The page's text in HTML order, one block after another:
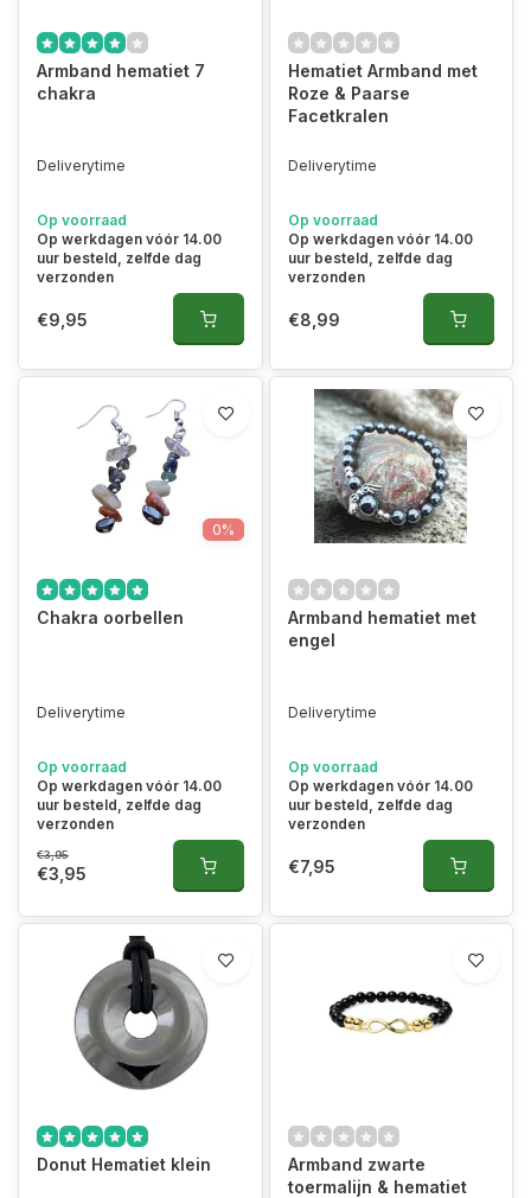
Armband hematiet 7
chakra
Deliverytime
Op voorraad
Op werkdagen vóór 14.00
uur besteld, zelfde dag
verzonden
€9,95
Hematiet Armband met
Roze & Paarse
Facetkralen
Deliverytime
Op voorraad
Op werkdagen vóór 14.00
uur besteld, zelfde dag
verzonden
€8,99
0%
Chakra oorbellen
Deliverytime
Op voorraad
Op werkdagen vóór 14.00
uur besteld, zelfde dag
verzonden
€3,95
€3,95
Armband hematiet met
engel
Deliverytime
Op voorraad
Op werkdagen vóór 14.00
uur besteld, zelfde dag
verzonden
€7,95
Donut Hematiet klein
Armband zwarte
toermalijn & hematiet